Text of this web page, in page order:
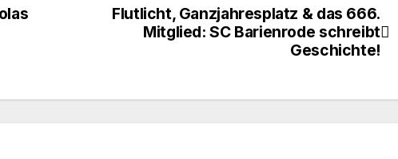
Flutlicht, Ganzjahresplatz & das 666.
Mitglied: SC Barienrode schreibt
Geschichte!